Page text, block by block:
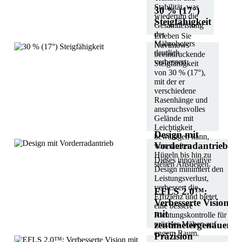
Stabilität, was
wiederum die
Gesamtleistung
des
Mähroboters
deutlich
verbessert.
30 % (17°)
Steigfähigkeit
Erleben Sie
Navimows
beeindruckende
Steigfähigkeit
von 30 % (17°),
mit der er
verschiedene
Rasenhänge und
anspruchsvolles
Gelände mit
Leichtigkeit
bewältigen kann,
von sanften
Hügeln bis hin zu
steilen Anstiegen.
Design mit
Vorderradantrieb
Dieses innovative
Design minimiert den
Leistungsverlust,
verbessert die
Effizienz und bietet
eine bessere
Richtungskontrolle für
präzises Mähen auf
engem Raum.
EFLS 2.0™:
Verbesserte
mit
Präzision